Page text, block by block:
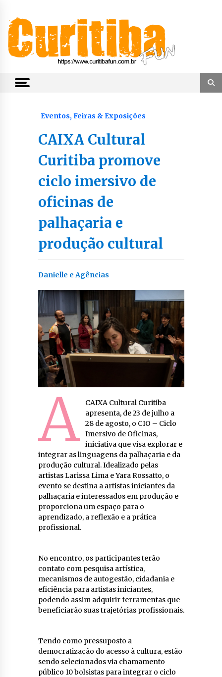
content
CuritibaFun
Eventos, Feiras & Exposições
CAIXA Cultural
Curitiba promove
ciclo imersivo de
oficinas de
palhaçaria e
produção cultural
Danielle e Agências
A
CAIXA Cultural Curitiba
apresenta, de 23 de julho a
28 de agosto, o CIO – Ciclo
Imersivo de Oficinas,
iniciativa que visa explorar e
integrar as linguagens da palhaçaria e da
produção cultural. Idealizado pelas
artistas Larissa Lima e Yara Rossatto, o
evento se destina a artistas iniciantes da
palhaçaria e interessados em produção e
proporciona um espaço para o
aprendizado, a reflexão e a prática
profissional.
No encontro, os participantes terão
contato com pesquisa artística,
mecanismos de autogestão, cidadania e
eficiência para artistas iniciantes,
podendo assim adquirir ferramentas que
beneficiarão suas trajetórias profissionais.
Tendo como pressuposto a
democratização do acesso à cultura, estão
sendo selecionados via chamamento
público 10 bolsistas para integrar o ciclo